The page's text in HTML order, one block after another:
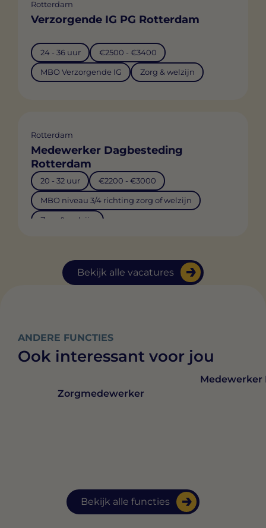
Bekijk alle vacatures
Rotterdam
Verzorgende IG PG Rotterdam
24 - 36 uur €2500 - €3400
MBO Verzorgende IG Zorg & welzijn
Rotterdam
Medewerker Dagbesteding
Rotterdam
20 - 32 uur €2200 - €3000
MBO niveau 3/4 richting zorg of welzijn
Zorg & welzijn
ANDERE FUNCTIES
Ook interessant voor jou
Bekijk alle functies
Zorgmedewerker
Medewerker